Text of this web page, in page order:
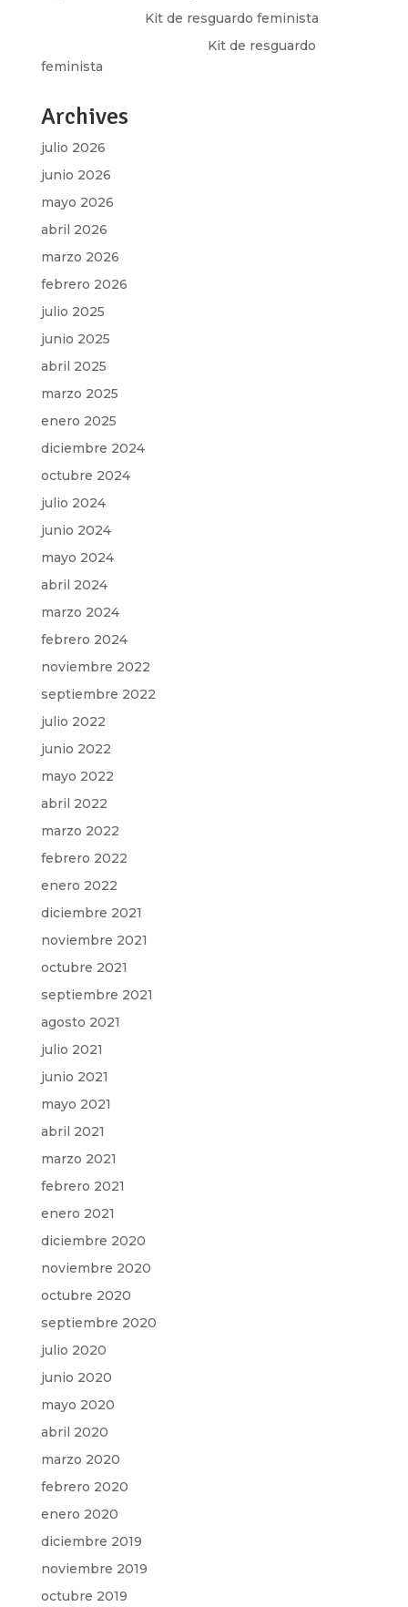
Kit de resguardo feminista
Kit de resguardo
feminista
Archives
julio 2026
junio 2026
mayo 2026
abril 2026
marzo 2026
febrero 2026
julio 2025
junio 2025
abril 2025
marzo 2025
enero 2025
diciembre 2024
octubre 2024
julio 2024
junio 2024
mayo 2024
abril 2024
marzo 2024
febrero 2024
noviembre 2022
septiembre 2022
julio 2022
junio 2022
mayo 2022
abril 2022
marzo 2022
febrero 2022
enero 2022
diciembre 2021
noviembre 2021
octubre 2021
septiembre 2021
agosto 2021
julio 2021
junio 2021
mayo 2021
abril 2021
marzo 2021
febrero 2021
enero 2021
diciembre 2020
noviembre 2020
octubre 2020
septiembre 2020
julio 2020
junio 2020
mayo 2020
abril 2020
marzo 2020
febrero 2020
enero 2020
diciembre 2019
noviembre 2019
octubre 2019